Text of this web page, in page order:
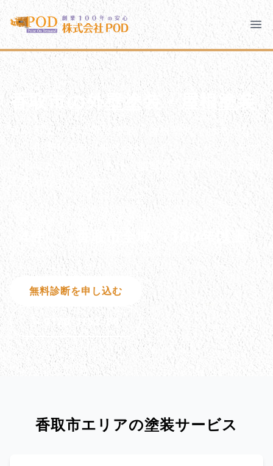
メインコンテンツにスキップ
株式会社ペイント・オン・デマンド
千葉の外壁塗装・屋根塗装なら創業100年の安心 ペイン
株式会社ペイント・オン・デマンド
モバイルメニュー
PODのまちづくり 安心の取り組み
ご相談と流れ よくあるご質問
PODについて
お問い合わせ
香取市の外壁塗装・屋根塗装
香取市エリアで外壁塗装・屋根塗装をお考えな
ら、創業100年の株式会社ペイント・オン・デマ
ンドにお任せください。地域密着で4件以上の施
工実績があります。
対応エリア
無料診断を申し込む
0120-1152-86
香取市エリアの塗装サービス